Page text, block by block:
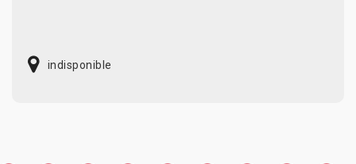
indisponible